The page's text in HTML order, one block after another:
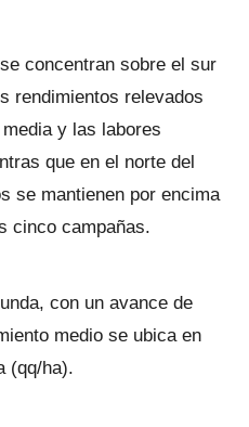
concentran sobre el sur
rendimientos relevados
y las labores
que en el norte del
se mantienen por encima
cinco campañas.
con un avance de
medio se ubica en
(qq/ha).